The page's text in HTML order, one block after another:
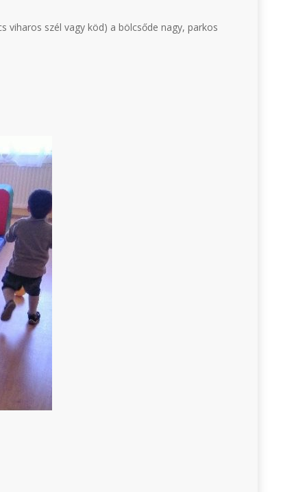
viharos szél vagy köd) a bölcsőde nagy, parkos